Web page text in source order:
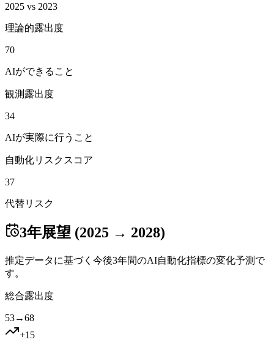
2025 vs 2023
理論的露出度
70
AIができること
観測露出度
34
AIが実際に行うこと
自動化リスクスコア
37
代替リスク
3年展望 (2025 → 2028)
推定データに基づく今後3年間のAI自動化指標の変化予測で
す。
総合露出度
53→68
+15